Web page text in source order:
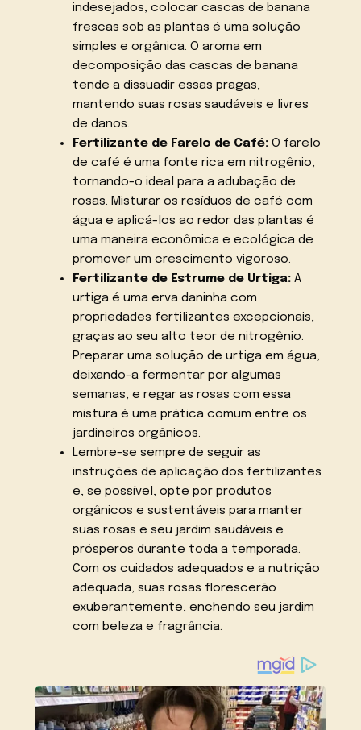
indesejados, colocar cascas de banana
frescas sob as plantas é uma solução
simples e orgânica. O aroma em
decomposição das cascas de banana
tende a dissuadir essas pragas,
mantendo suas rosas saudáveis e livres
de danos.
Fertilizante de Farelo de Café:O farelo
de café é uma fonte rica em nitrogênio,
tornando-o ideal para a adubação de
rosas. Misturar os resíduos de café com
água e aplicá-los ao redor das plantas é
uma maneira econômica e ecológica de
promover um crescimento vigoroso.
Fertilizante de Estrume de Urtiga:A
urtiga é uma erva daninha com
propriedades fertilizantes excepcionais,
graças ao seu alto teor de nitrogênio.
Preparar uma solução de urtiga em água,
deixando-a fermentar por algumas
semanas, e regar as rosas com essa
mistura é uma prática comum entre os
jardineiros orgânicos.
Lembre-se sempre de seguir as
instruções de aplicação dos fertilizantes
e, se possível, opte por produtos
orgânicos e sustentáveis para manter
suas rosas e seu jardim saudáveis e
prósperos durante toda a temporada.
Com os cuidados adequados e a nutrição
adequada, suas rosas florescerão
exuberantemente, enchendo seu jardim
com beleza e fragrância.